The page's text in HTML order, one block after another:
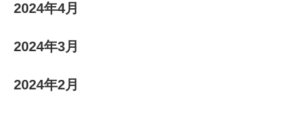
2024年4月
2024年3月
2024年2月